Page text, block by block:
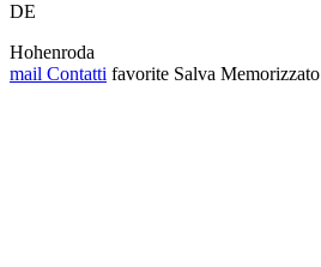
DE
Hohenroda
mail Contatti favorite Salva Memorizzato